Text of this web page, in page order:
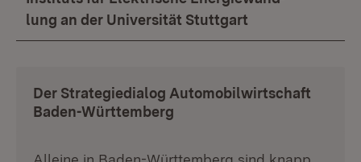
lung an der Universität Stuttgart
Der Strategiedialog Automobilwirtschaft
Baden-Württemberg